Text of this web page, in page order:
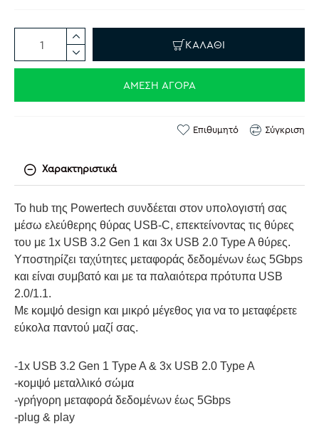
ΚΑΛΆΘΙ
ΆΜΕΣΗ ΑΓΟΡΆ
Επιθυμητό Σύγκριση
Χαρακτηριστικά
Το hub της Powertech συνδέεται στον υπολογιστή σας
μέσω ελεύθερης θύρας USB-C, επεκτείνοντας τις θύρες
του με 1x USB 3.2 Gen 1 και 3x USB 2.0 Type A θύρες.
Υποστηρίζει ταχύτητες μεταφοράς δεδομένων έως 5Gbps
και είναι συμβατό και με τα παλαιότερα πρότυπα USB
2.0/1.1.
Με κομψό design και μικρό μέγεθος για να το μεταφέρετε
εύκολα παντού μαζί σας.
-1x USB 3.2 Gen 1 Type A & 3x USB 2.0 Type A
-κομψό μεταλλικό σώμα
-γρήγορη μεταφορά δεδομένων έως 5Gbps
-plug & play